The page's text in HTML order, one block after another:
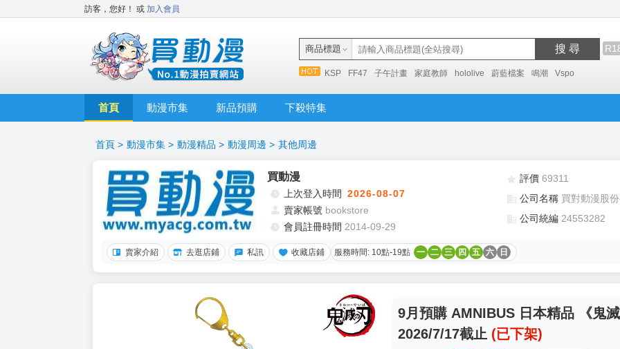
訪客，您好！ 或 加入會員
商品標題 搜 尋
KSP FF47 子午計畫 家庭教師 hololive 蔚藍檔案 鳴潮 Vspo
首頁 動漫市集 新品預購 下殺特集
首頁 > 動漫市集 > 動漫精品 > 動漫周邊 > 其他周邊
買動漫
上次登入時間 2026-08-07
賣家帳號 bookstore
會員註冊時間 2014-09-29
評價 69311
公司名稱 買對動漫股
公司統編 24553282
賣家介紹 去逛店鋪 私訊 收藏店鋪 服務時間: 10點-19點 一 二 三 四 五 六 日
9月預購 AMNIBUS 日本精品 《鬼
2026/7/17截止 (已下架)